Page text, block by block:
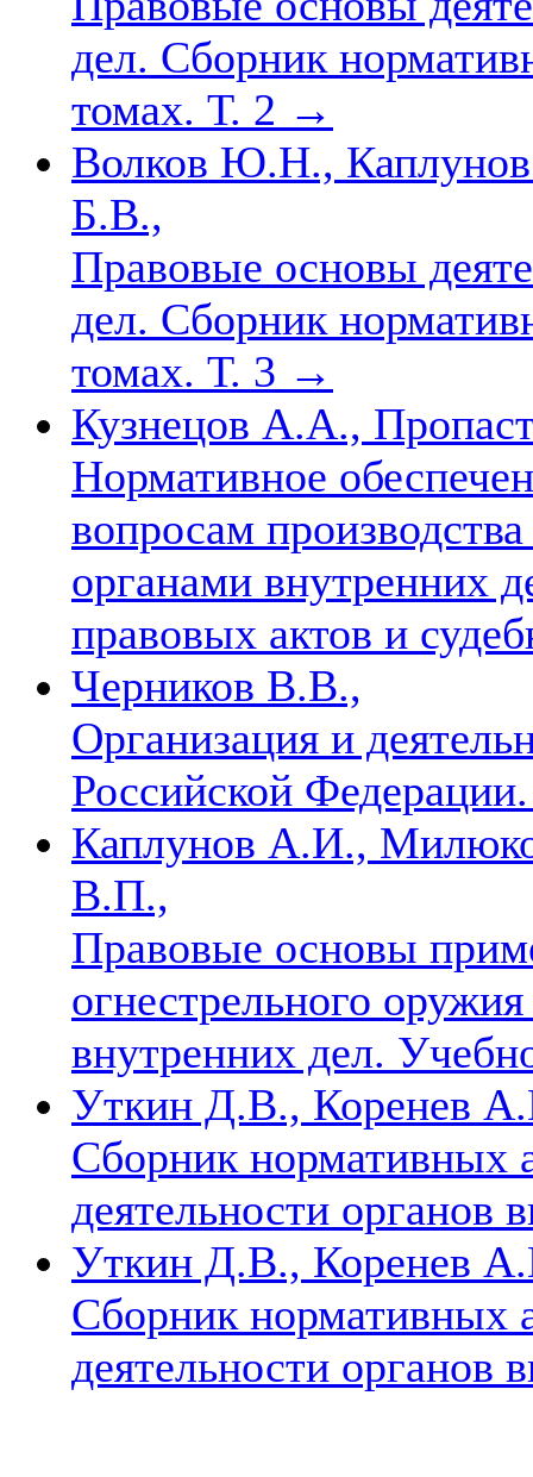
дел. Сборник
томах. Т. 2 →
Волков Ю.Н.,
Б.В.,
Правовые основы
дел. Сборник
томах. Т. 3 →
Кузнецов А.А.,
Нормативное
вопросам
органами внутренних
правовых актов и
Черников В.В.,
Организация и
Российской
Каплунов А.И.,
В.П.,
Правовые основы
огнестрельного
внутренних дел.
Уткин Д.В., Коренев
Сборник нормативных
деятельности органов
Уткин Д.В., Коренев
Сборник нормативных
деятельности органов